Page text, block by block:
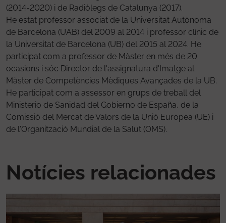
(2014-2020) i de Radiòlegs de Catalunya (2017).
He estat professor associat de la Universitat Autònoma
de Barcelona (UAB) del 2009 al 2014 i professor clínic de
la Universitat de Barcelona (UB) del 2015 al 2024. He
participat com a professor de Màster en més de 20
ocasions i sóc Director de l'assignatura d'Imatge al
Màster de Competències Mèdiques Avançades de la UB.
He participat com a assessor en grups de treball del
Ministerio de Sanidad del Gobierno de España, de la
Comissió del Mercat de Valors de la Unió Europea (UE) i
de l'Organització Mundial de la Salut (OMS).
Notícies relacionades